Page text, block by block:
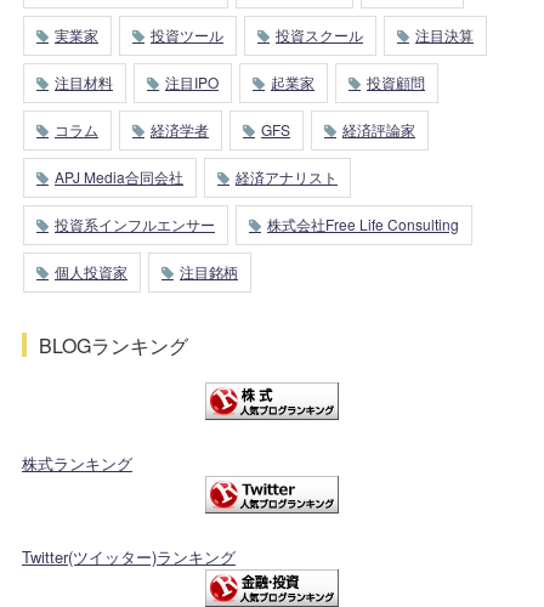
実業家 投資ツール 投資スクール 注目決算
注目材料 注目IPO 起業家 投資顧問
コラム 経済学者 GFS 経済評論家
APJ Media合同会社 経済アナリスト
投資系インフルエンサー 株式会社Free Life Consulting
個人投資家 注目銘柄
BLOGランキング
株式ランキング
Twitter(ツイッター)ランキング